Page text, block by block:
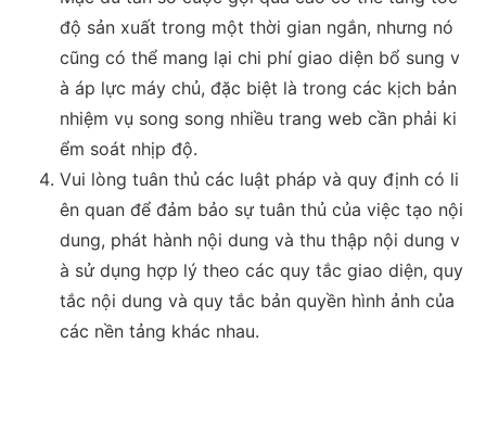
độ sản xuất trong một thời gian ngắn, nhưng nó
cũng có thể mang lại chi phí giao diện bổ sung v
à áp lực máy chủ, đặc biệt là trong các kịch bản
nhiệm vụ song song nhiều trang web cần phải ki
ểm soát nhịp độ.
Vui lòng tuân thủ các luật pháp và quy định có li
ên quan để đảm bảo sự tuân thủ của việc tạo nội
dung, phát hành nội dung và thu thập nội dung v
à sử dụng hợp lý theo các quy tắc giao diện, quy
tắc nội dung và quy tắc bản quyền hình ảnh của
các nền tảng khác nhau.